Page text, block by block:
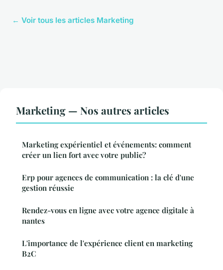
← Voir tous les articles Marketing
Marketing — Nos autres articles
Marketing expérientiel et événements: comment
créer un lien fort avec votre public?
Erp pour agences de communication : la clé d'une
gestion réussie
Rendez-vous en ligne avec votre agence digitale à
nantes
L'importance de l'expérience client en marketing
B2C